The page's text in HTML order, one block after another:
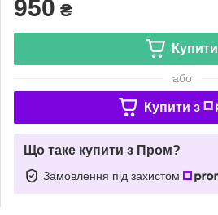
950 ₴
Купити
або
Купити з
Що таке купити з Пром?
Замовлення під захистом